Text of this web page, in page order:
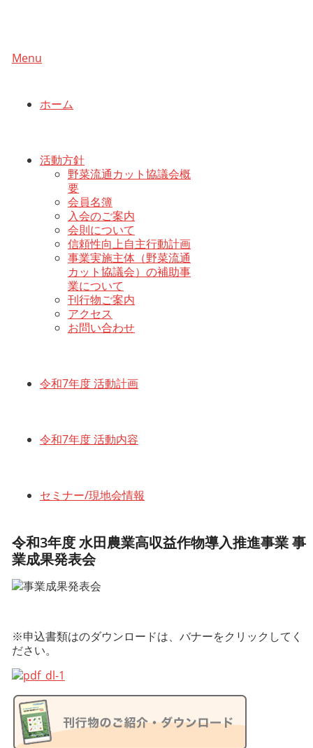
Menu
ホーム
活動方針
野菜流通カット協議会概
要
会員名簿
入会のご案内
会則について
信頼性向上自主行動計画
事業実施主体（野菜流通
カット協議会）の補助事
業について
刊行物ご案内
アクセス
お問い合わせ
令和7年度 活動計画
令和7年度 活動内容
セミナー/現地会情報
令和3年度 水田農業高収益作物導入推進事業 事
業成果発表会
※申込書類はのダウンロードは、バナーをクリックしてく
ださい。